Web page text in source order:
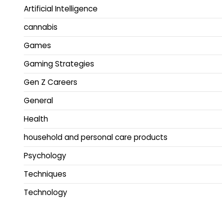
Artificial Intelligence
cannabis
Games
Gaming Strategies
Gen Z Careers
General
Health
household and personal care products
Psychology
Techniques
Technology